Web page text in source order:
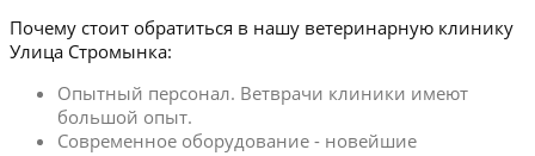
Почему стоит обратиться в нашу ветеринарную клинику
Улица Стромынка:
Опытный персонал. Ветврачи клиники имеют
большой опыт.
Современное оборудование - новейшие